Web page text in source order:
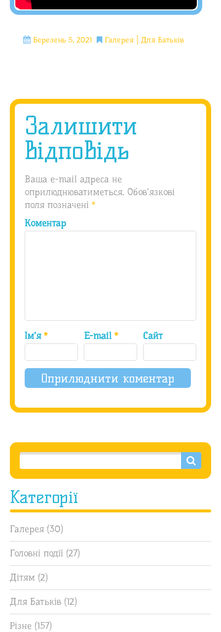
Категорії
Галерея (30)
Головні події (27)
Дітям (2)
Для Батьків (12)
Різне (157)
Березень 5, 2021 Галерея Для Батьків
Залишити
відповідь
Ваша e-mail адреса не
оприлюднюватиметься. Обов’язкові
поля позначені *
Коментар
Ім’я * E-mail* Сайт